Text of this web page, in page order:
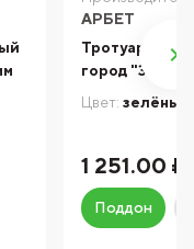
АРБЕТ
Тротуарная
город
Цвет: зелёный
1 251.00 ₽
Поддон